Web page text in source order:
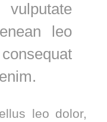
leo
leo dolor,